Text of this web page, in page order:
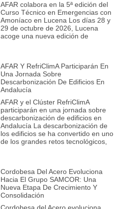
AFAR colabora en la 5ª edición del
Curso Técnico en Emergencias con
Amoníaco en Lucena Los días 28 y
29 de octubre de 2026, Lucena
acoge una nueva edición de
AFAR Y RefriClimA Participarán En
Una Jornada Sobre
Descarbonización De Edificios En
Andalucía
AFAR y el Clúster RefriClimA
participarán en una jornada sobre
descarbonización de edificios en
Andalucía La descarbonización de
los edificios se ha convertido en uno
de los grandes retos tecnológicos,
Cordobesa Del Acero Evoluciona
Hacia El Grupo SAMCOR: Una
Nueva Etapa De Crecimiento Y
Consolidación